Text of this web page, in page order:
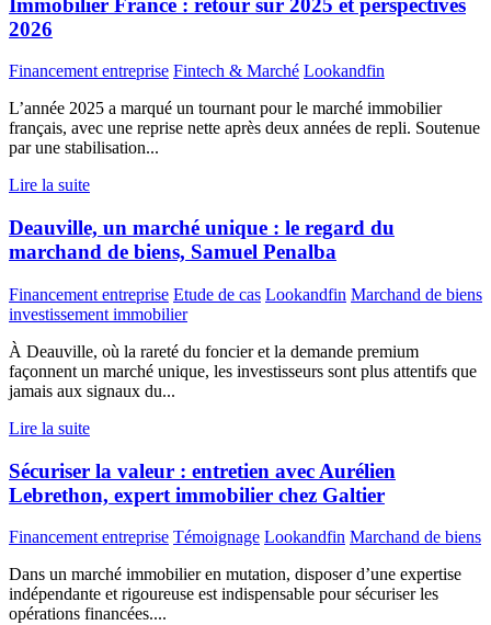
Immobilier France : retour sur 2025 et perspectives
2026
Financement entreprise Fintech & Marché Lookandfin
L’année 2025 a marqué un tournant pour le marché immobilier
français, avec une reprise nette après deux années de repli. Soutenue
par une stabilisation...
Lire la suite
Deauville, un marché unique : le regard du
marchand de biens, Samuel Penalba
Financement entreprise Etude de cas Lookandfin Marchand de biens
investissement immobilier
À Deauville, où la rareté du foncier et la demande premium
façonnent un marché unique, les investisseurs sont plus attentifs que
jamais aux signaux du...
Lire la suite
Sécuriser la valeur : entretien avec Aurélien
Lebrethon, expert immobilier chez Galtier
Financement entreprise Témoignage Lookandfin Marchand de biens
Dans un marché immobilier en mutation, disposer d’une expertise
indépendante et rigoureuse est indispensable pour sécuriser les
opérations financées....